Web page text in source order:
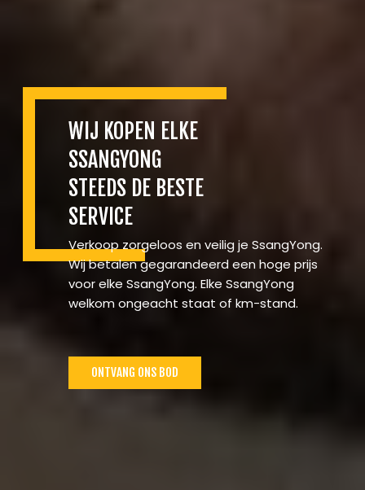
WIJ KOPEN ELKE
SSANGYONG
STEEDS DE BESTE
SERVICE
Verkoop zorgeloos en veilig je SsangYong.
Wij betalen gegarandeerd een hoge prijs
voor elke SsangYong. Elke SsangYong
welkom ongeacht staat of km-stand.
ONTVANG ONS BOD